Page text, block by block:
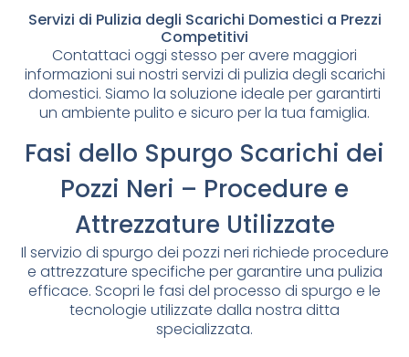
Servizi di Pulizia degli Scarichi Domestici a Prezzi
Competitivi
Contattaci oggi stesso per avere maggiori
informazioni sui nostri servizi di pulizia degli scarichi
domestici. Siamo la soluzione ideale per garantirti
un ambiente pulito e sicuro per la tua famiglia.
Fasi dello Spurgo Scarichi dei
Pozzi Neri – Procedure e
Attrezzature Utilizzate
Il servizio di spurgo dei pozzi neri richiede procedure
e attrezzature specifiche per garantire una pulizia
efficace. Scopri le fasi del processo di spurgo e le
tecnologie utilizzate dalla nostra ditta
specializzata.